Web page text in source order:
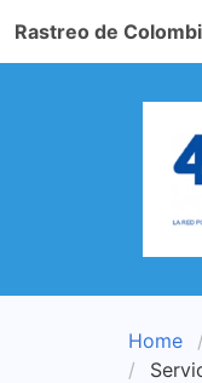
Rastreo de
Home